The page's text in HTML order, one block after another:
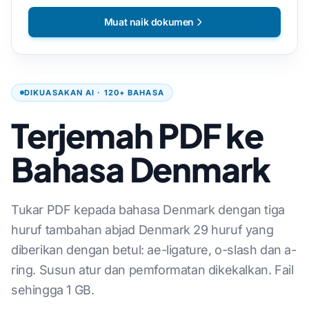
DIKUASAKAN AI · 120+ BAHASA
Terjemah PDF ke
Bahasa Denmark
Tukar PDF kepada bahasa Denmark dengan tiga
huruf tambahan abjad Denmark 29 huruf yang
diberikan dengan betul: ae-ligature, o-slash dan a-
ring. Susun atur dan pemformatan dikekalkan. Fail
sehingga 1 GB.
Muat naik dokumen